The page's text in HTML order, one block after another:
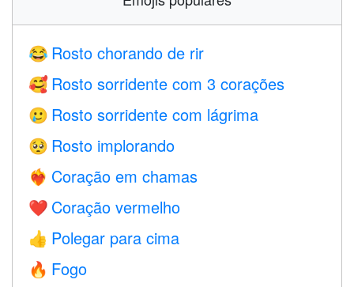
😂 Rosto chorando de rir
🥰 Rosto sorridente com 3 corações
🥲 Rosto sorridente com lágrima
🥺 Rosto implorando
❤️‍🔥 Coração em chamas
❤️ Coração vermelho
👍 Polegar para cima
🔥 Fogo